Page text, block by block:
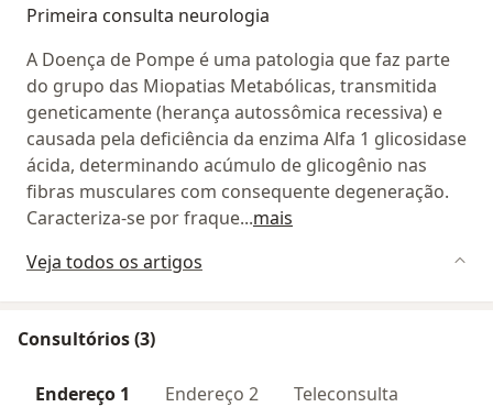
Primeira consulta neurologia
A Doença de Pompe é uma patologia que faz parte
do grupo das Miopatias Metabólicas, transmitida
geneticamente (herança autossômica recessiva) e
causada pela deficiência da enzima Alfa 1 glicosidase
ácida, determinando acúmulo de glicogênio nas
fibras musculares com consequente degeneração.
Caracteriza-se por fraque...mais
Veja todos os artigos
Consultórios (3)
Endereço 1 Endereço 2 Teleconsulta